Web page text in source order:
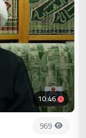
10:46
969